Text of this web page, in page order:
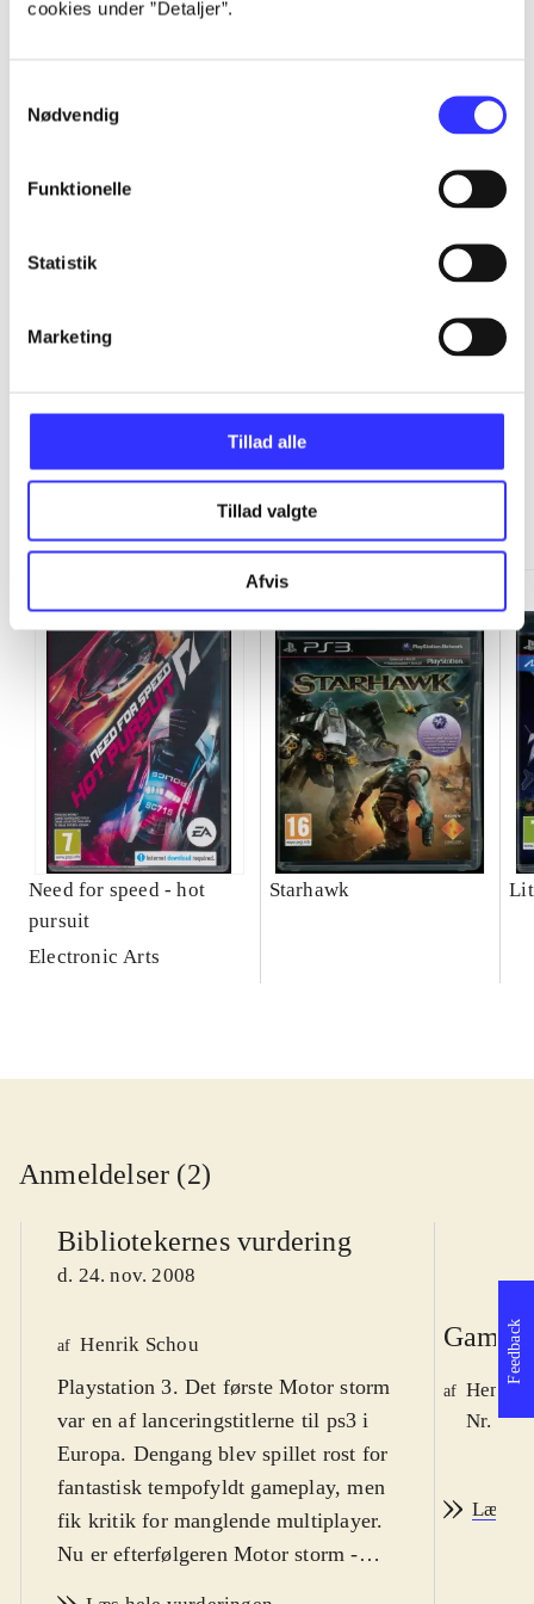
cookies under ”Detaljer”.
Nødvendig
Funktionelle
Statistik
Marketing
Tillad alle
Tillad valgte
Afvis
...
...
...
Need for speed - hot
pursuit
Electronic Arts
Starhawk
Anmeldelser (2)
Bibliotekernes vurdering
d. 24. nov. 2008
af Henrik Schou
Playstation 3. Det første Motor storm
var en af lanceringstitlerne til ps3 i
Europa. Dengang blev spillet rost for
fantastisk tempofyldt gameplay, men
fik kritik for manglende multiplayer.
Nu er efterfølgeren Motor storm -
Game
af Henrik
Nr. 95
Læs
Feedback